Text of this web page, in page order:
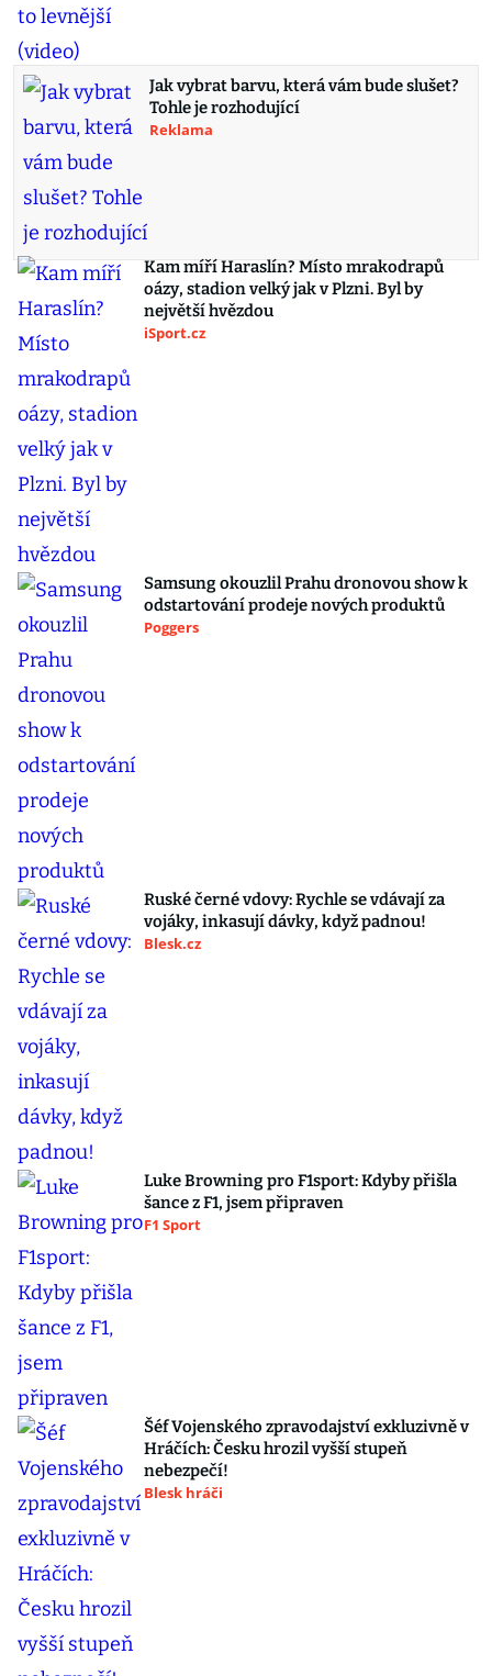
Jak vybrat barvu, která vám bude slušet?
Tohle je rozhodující
Reklama
Kam míří Haraslín? Místo mrakodrapů
oázy, stadion velký jak v Plzni. Byl by
největší hvězdou
iSport.cz
Samsung okouzlil Prahu dronovou show k
odstartování prodeje nových produktů
Poggers
Ruské černé vdovy: Rychle se vdávají za
vojáky, inkasují dávky, když padnou!
Blesk.cz
Luke Browning pro F1sport: Kdyby přišla
šance z F1, jsem připraven
F1 Sport
Šéf Vojenského zpravodajství exkluzivně v
Hráčích: Česku hrozil vyšší stupeň
nebezpečí!
Blesk hráči